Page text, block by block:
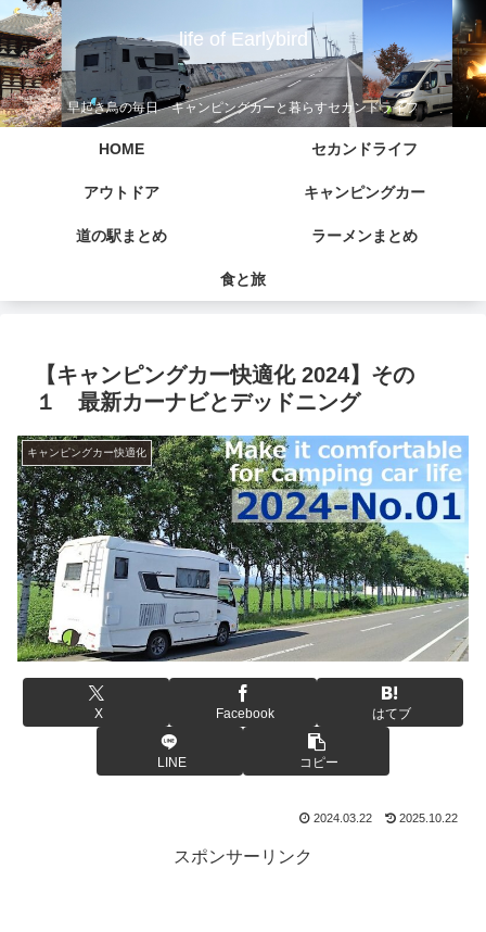
life of Earlybird
早起き鳥の毎日 キャンピングカーと暮らすセカンドライフ
HOME セカンドライフ
アウトドア キャンピングカー
道の駅まとめ ラーメンまとめ
食と旅
【キャンピングカー快適化 2024】その
１ 最新カーナビとデッドニング
キャンピングカー快適化
X Facebook はてブ
LINE コピー
2024.03.22 2025.10.22
スポンサーリンク